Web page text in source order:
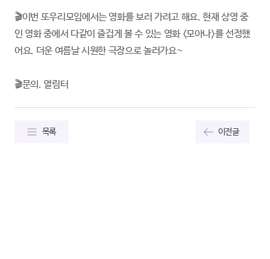
🎬이번 또우리모임에서는 영화를 보러 가려고 해요. 현재 상영 중
인 영화 중에서 다같이 즐겁게 볼 수 있는 영화 <모아나>를 선정했
어요. 더운 여름날 시원한 극장으로 놀러가요~
🎬문의. 열림터
목록 이전글